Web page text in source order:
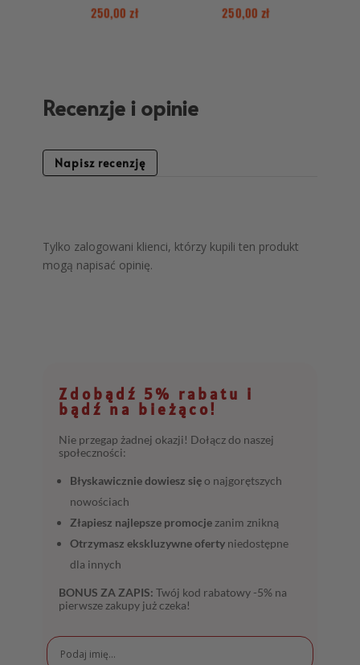
250,00zł 250,00 zł
Recenzje i opinie
Napisz recenzję
Tylko zalogowani klienci, którzy kupili ten produkt
mogą napisać opinię.
Zdobądź 5% rabatu i
bądź na bieżąco!
Nie przegap żadnej okazji! Dołącz do naszej
społeczności:
Błyskawicznie dowiesz sięo najgorętszych
nowościach
Złapiesz najlepsze promocje zanim znikną
Otrzymasz ekskluzywne oferty niedostępne
dla innych
BONUS ZA ZAPIS: Twój kod rabatowy -5% na
pierwsze zakupy już czeka!